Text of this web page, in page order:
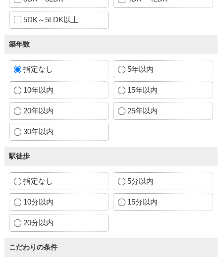
5DK～5LDK以上
築年数
指定なし 5年以内
10年以内 15年以内
20年以内 25年以内
30年以内
駅徒歩
指定なし 5分以内
10分以内 15分以内
20分以内
こだわりの条件